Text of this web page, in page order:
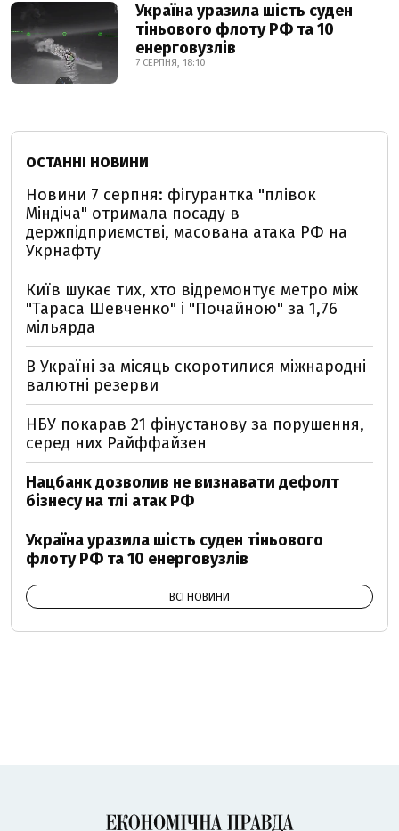
Україна уразила шість суден
тіньового флоту РФ та 10
енерговузлів
7 СЕРПНЯ, 18:10
ОСТАННІ НОВИНИ
Новини 7 серпня: фігурантка "плівок
Міндіча" отримала посаду в
держпідприємстві, масована атака РФ на
Укрнафту
Київ шукає тих, хто відремонтує метро між
"Тараса Шевченко" і "Почайною" за 1,76
мільярда
В Україні за місяць скоротилися міжнародні
валютні резерви
НБУ покарав 21 фінустанову за порушення,
серед них Райффайзен
Нацбанк дозволив не визнавати дефолт
бізнесу на тлі атак РФ
Україна уразила шість суден тіньового
флоту РФ та 10 енерговузлів
ВСІ НОВИНИ